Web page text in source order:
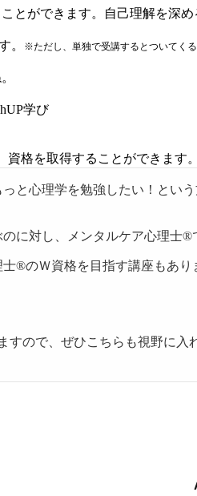
とができます。自己理解を深
。 ※ただし、単独で受講するとついてくる
学び
格を取得することができます
と心理学を勉強したい！と
に対し、メンタルケア心理士
®のＷ資格を目指す講座もあり
ので、ぜひこちらも視野に